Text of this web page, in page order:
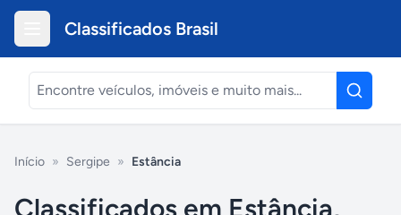
Classificados Brasil
Início » Sergipe » Estância
Classificados em Estância,